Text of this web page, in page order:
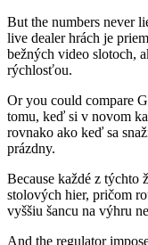
But the numbers never
live dealer hrách je
bežných video slotoch,
rýchlosťou.
Or you could compare
tomu, keď si v novom
rovnako ako keď sa
prázdny.
Because každé z týchto
stolových hier, pričom
vyššiu šancu na výhru
And the regulator